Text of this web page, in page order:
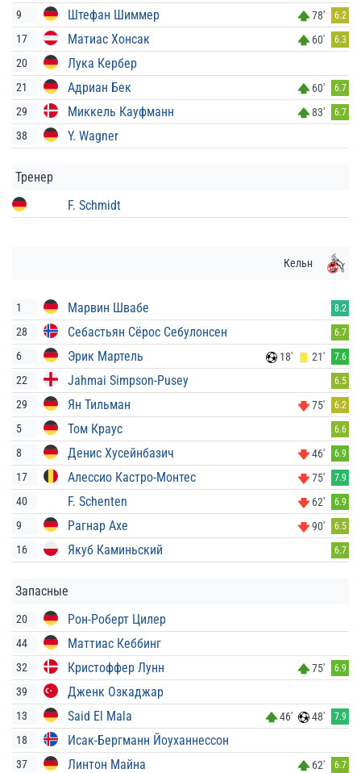
9 Штефан Шиммер 78' 6.2
17 Матиас Хонсак 60' 6.3
20 Лука Кербер
21 Адриан Бек 60' 6.7
29 Миккель Кауфманн 83' 6.7
38 Y. Wagner
Тренер
F. Schmidt
Кельн
1 Марвин Швабе 8.2
28 Себастьян Сёрос Себулонсен 6.7
6 Эрик Мартель 18' 21' 7.6
22 Jahmai Simpson-Pusey 6.5
29 Ян Тильман 75' 6.2
5 Том Краус 6.6
8 Денис Хусейнбазич 46' 6.9
17 Алессио Кастро-Монтес 75' 7.9
40 F. Schenten 62' 6.9
9 Рагнар Ахе 90' 6.5
16 Якуб Каминьский 6.7
Запасные
20 Рон-Роберт Цилер
44 Маттиас Кеббинг
32 Кристоффер Лунн 75' 6.9
39 Дженк Озкаджар
13 Said El Mala 46' 48' 7.9
18 Исак-Бергманн Йоуханнессон
37 Линтон Майна 62' 6.7